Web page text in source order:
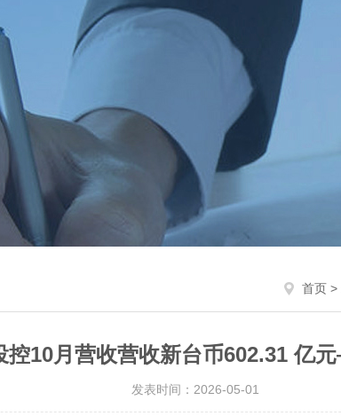
首页 >
控10月营收营收新台币602.31 亿
发表时间：2026-05-01